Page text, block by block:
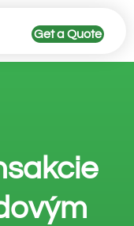
Get a Quote